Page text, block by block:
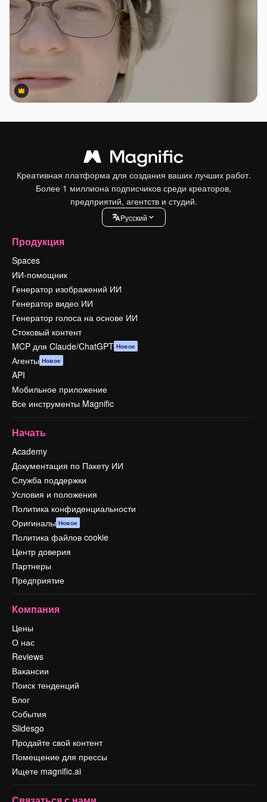
Premium
Premium
Креативная платформа для создания ваших лучших работ.
Более 1 миллиона подписчиков среди креаторов,
предприятий, агентств и студий.
Pусский
Продукция
Spaces
ИИ-помощник
Генератор изображений ИИ
Генератор видео ИИ
Генератор голоса на основе ИИ
Стоковый контент
MCP для Claude/ChatGPT Новое
Агенты Новое
API
Мобильное приложение
Все инструменты Magnific
Начать
Academy
Документация по Пакету ИИ
Служба поддержки
Условия и положения
Политика конфиденциальности
Оригиналы Новое
Политика файлов cookie
Центр доверия
Партнеры
Предприятие
Компания
Цены
О нас
Reviews
Вакансии
Поиск тенденций
Блог
События
Slidesgo
Продайте свой контент
Помещение для прессы
Ищете magnific.ai